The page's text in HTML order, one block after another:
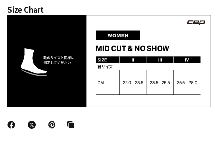
Size Chart